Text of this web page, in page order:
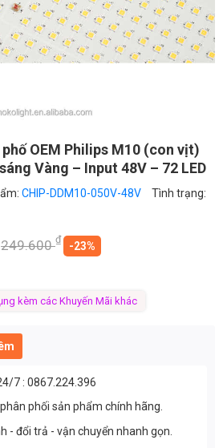
OEM Philips M10 (con vịt)
Vàng – Input 48V – 72 LED
CHIP-DDM10-050V-48V
Tình trạng:
249.600₫
-23%
kèm các Khuyến Mãi khác
7 : 0867.224.396
phối sản phẩm chính hãng.
- đổi trả - vận chuyển nhanh gọn.